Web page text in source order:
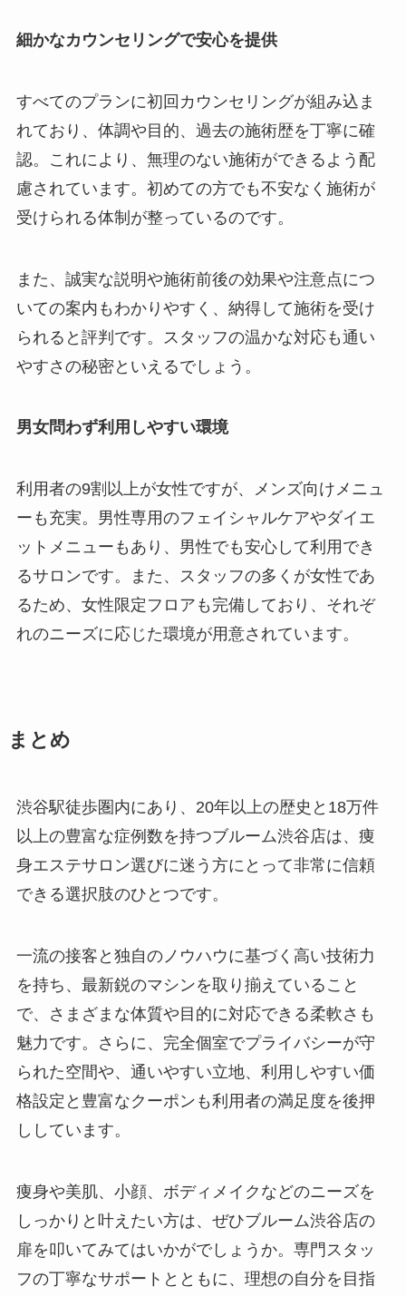
細かなカウンセリングで安心を提供
すべてのプランに初回カウンセリングが組み込ま
れており、体調や目的、過去の施術歴を丁寧に確
認。これにより、無理のない施術ができるよう配
慮されています。初めての方でも不安なく施術が
受けられる体制が整っているのです。
また、誠実な説明や施術前後の効果や注意点につ
いての案内もわかりやすく、納得して施術を受け
られると評判です。スタッフの温かな対応も通い
やすさの秘密といえるでしょう。
男女問わず利用しやすい環境
利用者の9割以上が女性ですが、メンズ向けメニュ
ーも充実。男性専用のフェイシャルケアやダイエ
ットメニューもあり、男性でも安心して利用でき
るサロンです。また、スタッフの多くが女性であ
るため、女性限定フロアも完備しており、それぞ
れのニーズに応じた環境が用意されています。
まとめ
渋谷駅徒歩圏内にあり、20年以上の歴史と18万件
以上の豊富な症例数を持つブルーム渋谷店は、痩
身エステサロン選びに迷う方にとって非常に信頼
できる選択肢のひとつです。
一流の接客と独自のノウハウに基づく高い技術力
を持ち、最新鋭のマシンを取り揃えていること
で、さまざまな体質や目的に対応できる柔軟さも
魅力です。さらに、完全個室でプライバシーが守
られた空間や、通いやすい立地、利用しやすい価
格設定と豊富なクーポンも利用者の満足度を後押
ししています。
痩身や美肌、小顔、ボディメイクなどのニーズを
しっかりと叶えたい方は、ぜひブルーム渋谷店の
扉を叩いてみてはいかがでしょうか。専門スタッ
フの丁寧なサポートとともに、理想の自分を目指